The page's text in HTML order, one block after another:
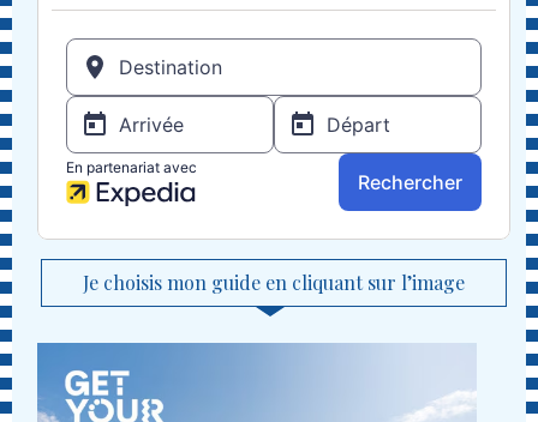
Je choisis mon guide en cliquant sur l’image